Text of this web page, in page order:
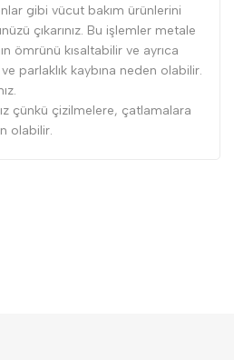
gibi vücut bakım ürünlerini
çıkarınız. Bu işlemler metale
ömrünü kısaltabilir ve ayrıca
parlaklık kaybına neden olabilir.
çünkü çizilmelere, çatlamalara
olabilir.